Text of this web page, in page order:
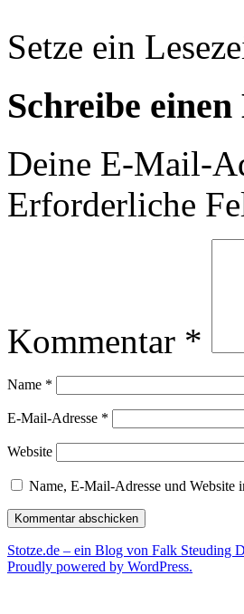
Setze ein
Schreibe
Deine E-Mail-
Erforderliche
Kommentar *
Name *
E-Mail-Adresse *
Website
Name, E-Mail-Adresse und Website
Stotze.de – ein Blog von Falk Steuding
Proudly powered by WordPress.